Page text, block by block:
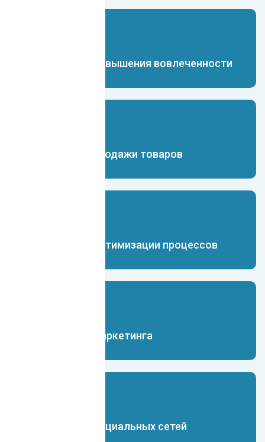
Чат-бот для повышения вовлеченности
Чат-бот для продажи товаров
Чат-бот для оптимизации процессов
Чат-бот для маркетинга
Чат-бот для социальных сетей